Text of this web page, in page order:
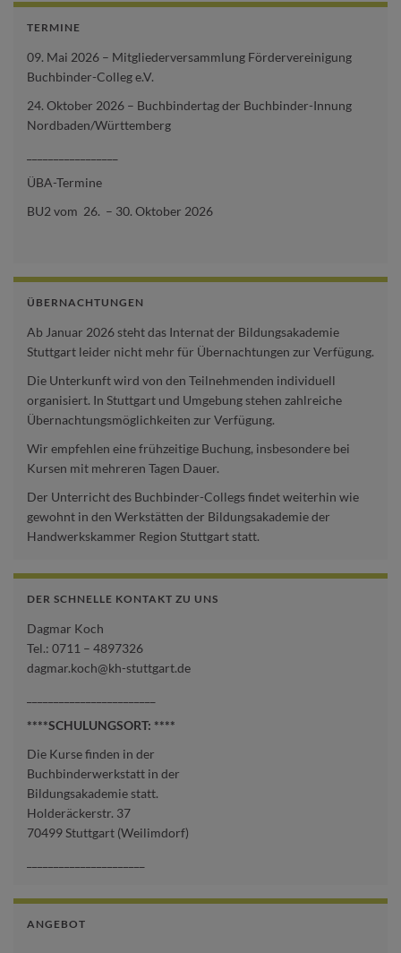
TERMINE
09. Mai 2026 – Mitgliederversammlung Fördervereinigung
Buchbinder-Colleg e.V.
24. Oktober 2026 – Buchbindertag der Buchbinder-Innung
Nordbaden/Württemberg
ÜBA-Termine
BU2 vom 26. – 30. Oktober 2026
ÜBERNACHTUNGEN
Ab Januar 2026 steht das Internat der Bildungsakademie
Stuttgart leider nicht mehr für Übernachtungen zur Verfügung.
Die Unterkunft wird von den Teilnehmenden individuell
organisiert. In Stuttgart und Umgebung stehen zahlreiche
Übernachtungsmöglichkeiten zur Verfügung.
Wir empfehlen eine frühzeitige Buchung, insbesondere bei
Kursen mit mehreren Tagen Dauer.
Der Unterricht des Buchbinder-Collegs findet weiterhin wie
gewohnt in den Werkstätten der Bildungsakademie der
Handwerkskammer Region Stuttgart statt.
DER SCHNELLE KONTAKT ZU UNS
Dagmar Koch
Tel.: 0711 – 4897326
dagmar.koch@kh-stuttgart.de
****SCHULUNGSORT: ****
Die Kurse finden in der
Buchbinderwerkstatt in der
Bildungsakademie statt.
Holderäckerstr. 37
70499 Stuttgart (Weilimdorf)
ANGEBOT